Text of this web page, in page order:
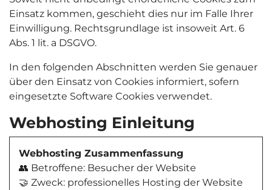
Einsatz kommen, geschieht dies nur im Falle Ihrer
Einwilligung. Rechtsgrundlage ist insoweit Art. 6
Abs. 1 lit. a DSGVO.
In den folgenden Abschnitten werden Sie genauer
über den Einsatz von Cookies informiert, sofern
eingesetzte Software Cookies verwendet.
Webhosting Einleitung
Webhosting Zusammenfassung
👥 Betroffene: Besucher der Website
🤝 Zweck: professionelles Hosting der Website